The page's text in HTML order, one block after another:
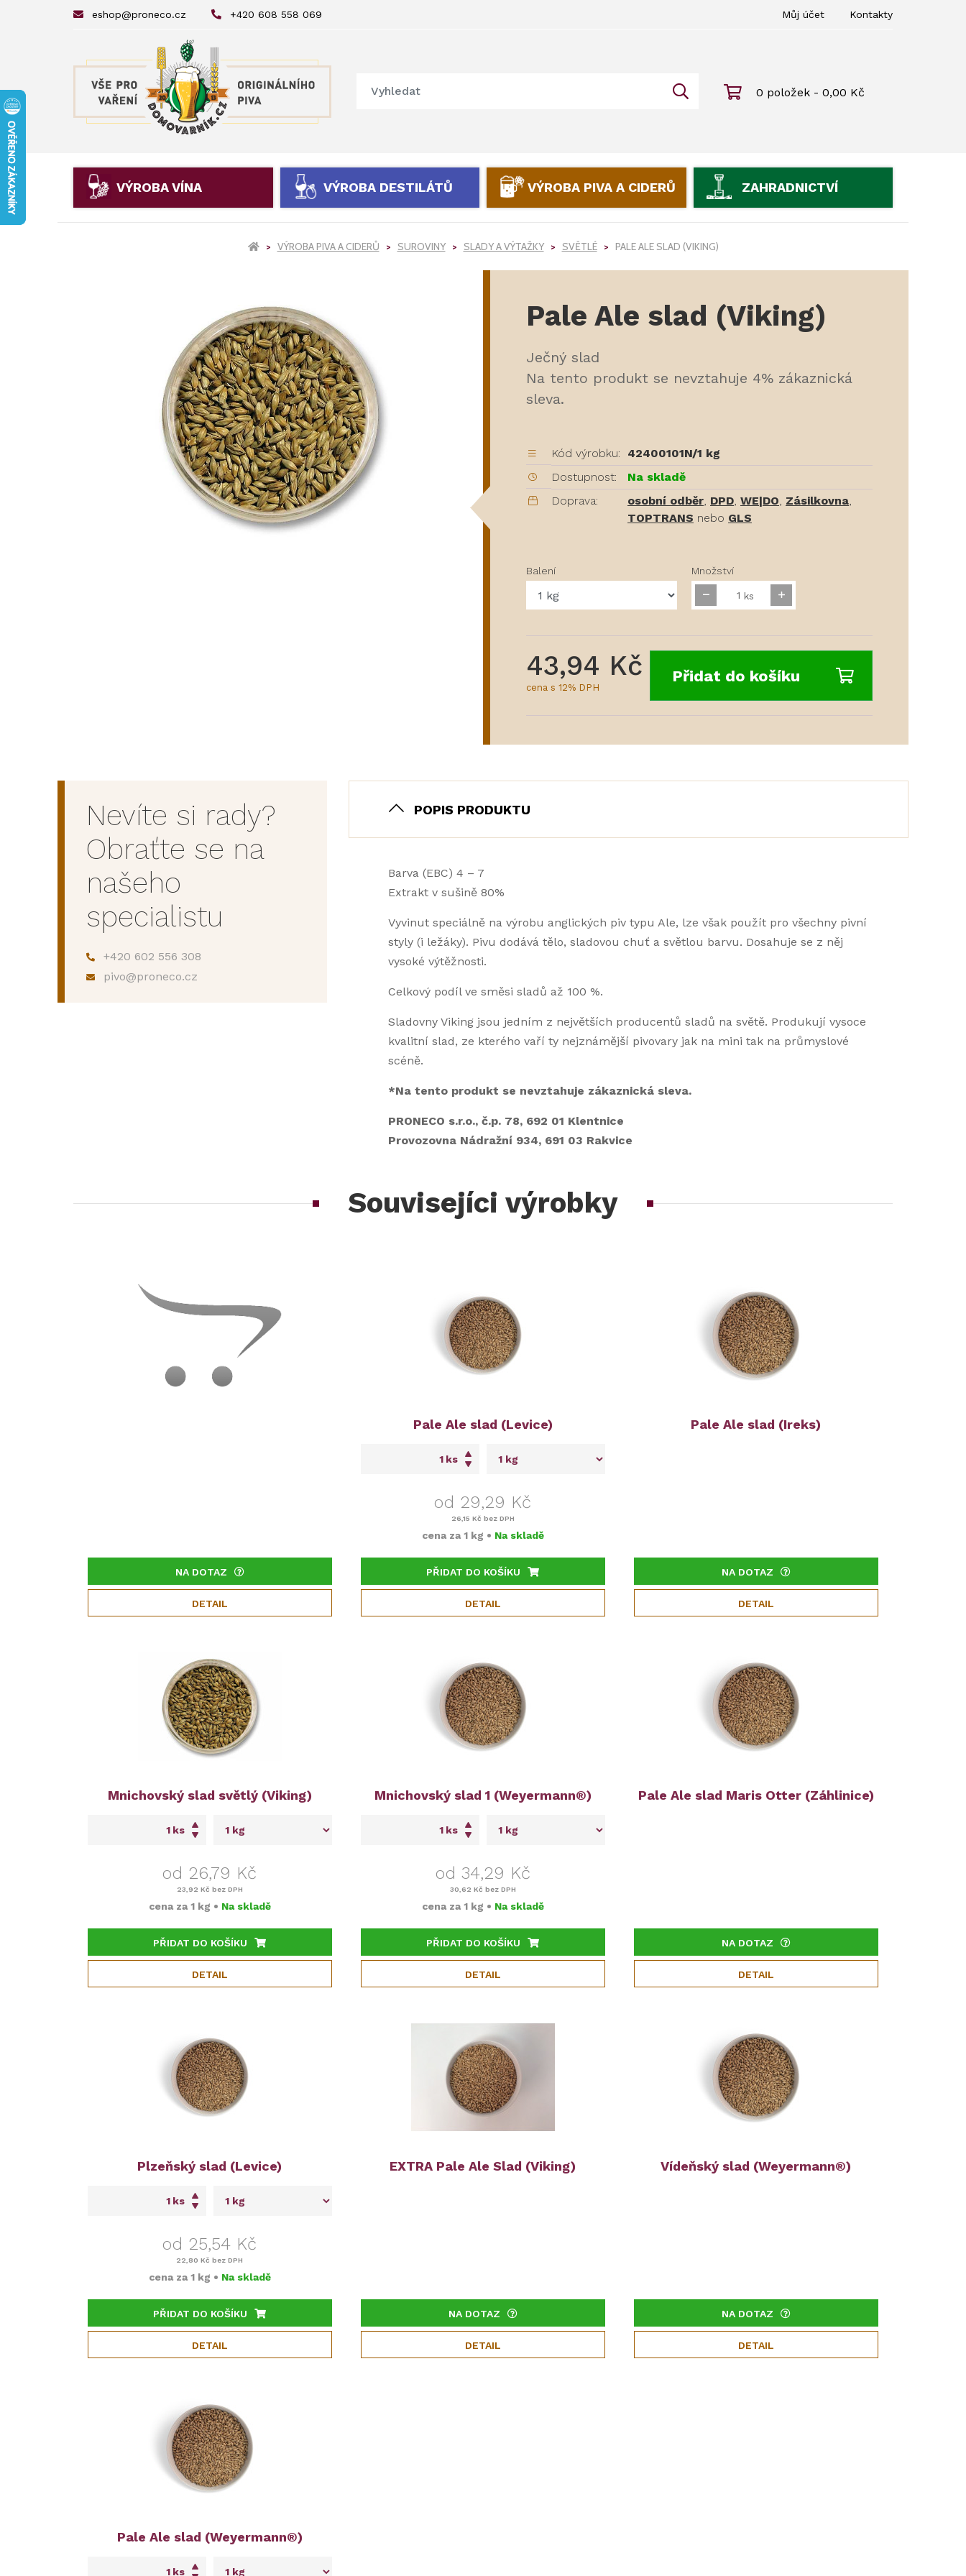
eshop@proneco.cz +420 608 558 069 Můj účet Kontakty
0 položek - 0,00 Kč
VÝROBA VÍNA VÝROBA DESTILÁTŮ VÝROBA PIVA A CIDERŮ ZAHRADNICTVÍ
VÝROBA PIVA A CIDERŮ SUROVINY SLADY A VÝTAŽKY SVĚTLÉ PALE ALE SLAD (VIKING)
Pale Ale slad (Viking)
Ječný slad
Na tento produkt se nevztahuje 4% zákaznická
sleva.
Kód výrobku:
42400101N/1 kg
Dostupnost:
Na skladě
Doprava:
osobní odběr, DPD, WE|DO, Zásilkovna,
TOPTRANS nebo GLS
Balení Množství
ks
43,94 Kč
cena s 12% DPH
Přidat do košíku
Nevíte si rady?
Obraťte se na
našeho
specialistu
+420 602 556 308
pivo@proneco.cz
POPIS PRODUKTU
Barva (EBC) 4 – 7
Extrakt v sušině 80%
Vyvinut speciálně na výrobu anglických piv typu Ale, lze však použít pro všechny pivní
styly (i ležáky). Pivu dodává tělo, sladovou chuť a světlou barvu. Dosahuje se z něj
vysoké výtěžnosti.
Celkový podíl ve směsi sladů až 100 %.
Sladovny Viking jsou jedním z největších producentů sladů na světě. Produkují vysoce
kvalitní slad, ze kterého vaří ty nejznámější pivovary jak na mini tak na průmyslové
scéně.
*Na tento produkt se nevztahuje zákaznická sleva.
PRONECO s.r.o., č.p. 78, 692 01 Klentnice
Provozovna Nádražní 934, 691 03 Rakvice
Souvisejíci výrobky
NA DOTAZ
DETAIL
Pale Ale slad (Levice)
ks
od 29,29 Kč
26,15 Kč bez DPH
cena za 1 kg • Na skladě
PŘIDAT DO KOŠÍKU
DETAIL
Pale Ale slad (Ireks)
NA DOTAZ
DETAIL
Mnichovský slad světlý (Viking)
ks
od 26,79 Kč
23,92 Kč bez DPH
cena za 1 kg • Na skladě
PŘIDAT DO KOŠÍKU
DETAIL
Mnichovský slad 1 (Weyermann®)
ks
od 34,29 Kč
30,62 Kč bez DPH
cena za 1 kg • Na skladě
PŘIDAT DO KOŠÍKU
DETAIL
Pale Ale slad Maris Otter (Záhlinice)
NA DOTAZ
DETAIL
Plzeňský slad (Levice)
ks
od 25,54 Kč
22,80 Kč bez DPH
cena za 1 kg • Na skladě
PŘIDAT DO KOŠÍKU
DETAIL
EXTRA Pale Ale Slad (Viking)
NA DOTAZ
DETAIL
Vídeňský slad (Weyermann®)
NA DOTAZ
DETAIL
Pale Ale slad (Weyermann®)
ks